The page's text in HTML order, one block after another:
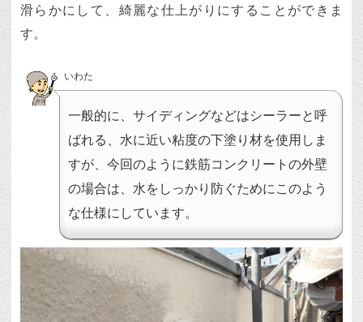
滑らかにして、綺麗な仕上がりにすることができま
す。
いわた
一般的に、サイディングなどはシーラーと呼
ばれる、水に近い粘度の下塗り材を使用しま
すが、今回のように鉄筋コンクリートの外壁
の場合は、水をしっかり防ぐためにこのよう
な仕様にしています。